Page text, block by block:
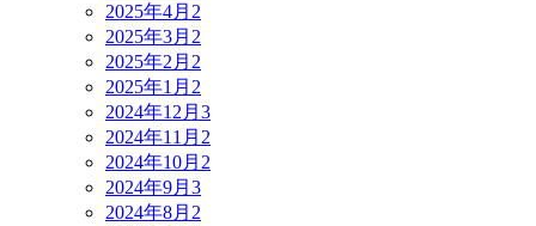
2025年4月 2
2025年3月 2
2025年2月 2
2025年1月 2
2024年12月 3
2024年11月 2
2024年10月 2
2024年9月 3
2024年8月 2